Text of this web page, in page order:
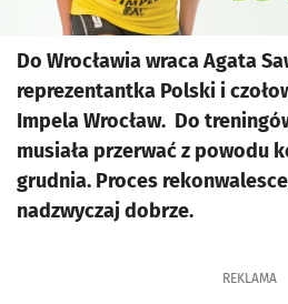
Do Wrocławia wraca Agata
reprezentantka Polski i
Impela Wrocław. Do
musiała przerwać z powodu
grudnia. Proces
nadzwyczaj dobrze.
REKLAMA